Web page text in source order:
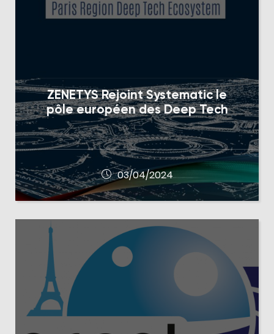
ZENETYS Rejoint Systematic le
pôle européen des Deep Tech
03/04/2024